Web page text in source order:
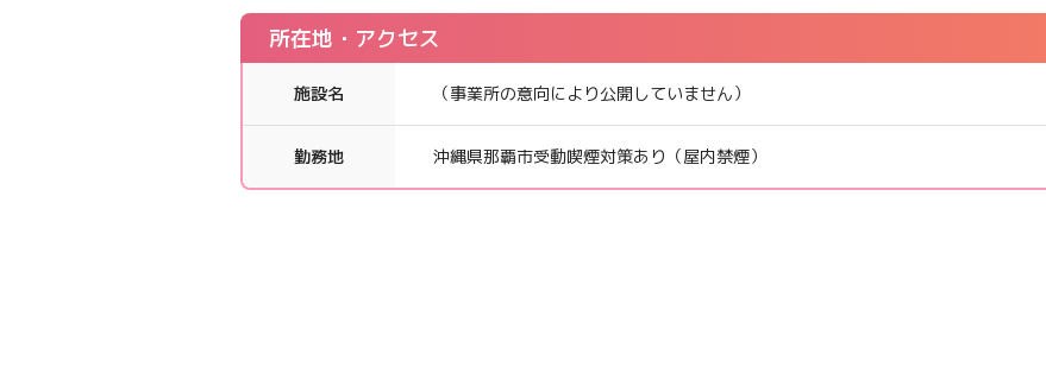
所在地・アクセス
施設名 （事業所の意向により公開していません）
勤務地 沖縄県那覇市受動喫煙対策あり（屋内禁煙）